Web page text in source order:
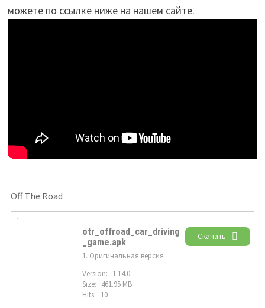
можете по ссылке ниже на нашем сайте.
Off The Road
otr_offroad_car_driving
_game.apk
1. Оригинальная версия
Version: 1.14.0
Size: 461.95 MB
Hits: 10
Скачать